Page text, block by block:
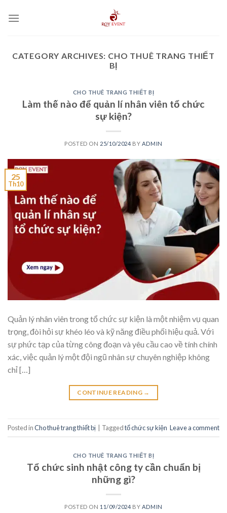
CATEGORY ARCHIVES: CHO THUÊ TRANG THIẾT
BỊ
CHO THUÊ TRANG THIẾT BỊ
Làm thế nào để quản lí nhân viên tổ chức
sự kiện?
POSTED ON 25/10/2024 BY ADMIN
25
Th10
Quản lý nhân viên trong tổ chức sự kiện là một nhiệm vụ quan
trọng, đòi hỏi sự khéo léo và kỹ năng điều phối hiệu quả. Với
sự phức tạp của từng công đoạn và yêu cầu cao về tính chính
xác, việc quản lý một đội ngũ nhân sự chuyên nghiệp không
chỉ […]
CONTINUE READING →
Posted inCho thuê trang thiết bị Taggedtổ chức sự kiện Leave a comment
CHO THUÊ TRANG THIẾT BỊ
Tổ chức sinh nhật công ty cần chuẩn bị
những gì?
POSTED ON 11/09/2024 BY ADMIN